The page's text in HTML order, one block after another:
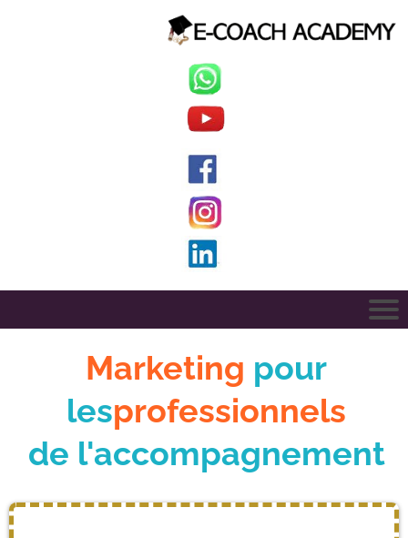
Marketing pour
lesprofessionnels
de l'accompagnement